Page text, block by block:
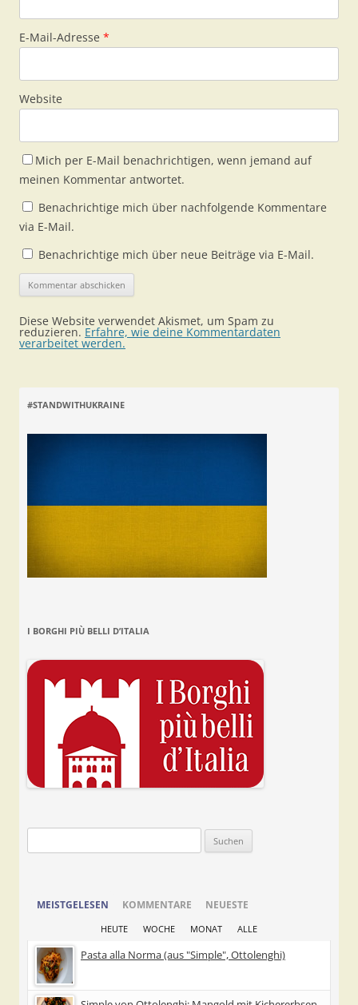
E-Mail-Adresse *
Website
Mich per E-Mail benachrichtigen, wenn jemand auf
meinen Kommentar antwortet.
Benachrichtige mich über nachfolgende Kommentare
via E-Mail.
Benachrichtige mich über neue Beiträge via E-Mail.
Diese Website verwendet Akismet, um Spam zu
reduzieren. Erfahre, wie deine Kommentardaten
verarbeitet werden.
#STANDWITHUKRAINE
I BORGHI PIÙ BELLI D’ITALIA
nach:
MEISTGELESEN KOMMENTARE NEUESTE
HEUTE WOCHE MONAT ALLE
Pasta alla Norma (aus "Simple", Ottolenghi)